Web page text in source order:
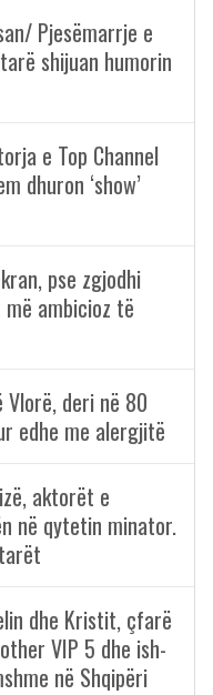
Pjesëmarrje e
shijuan humorin
e Top Channel
dhuron ‘show’
pse zgjodhi
ambicioz të
deri në 80
edhe me alergjitë
aktorët e
në qytetin minator.
dhe Kristit, çfarë
VIP 5 dhe ish-
në Shqipëri